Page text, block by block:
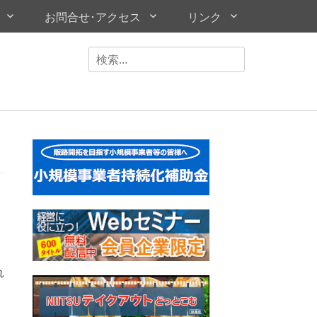
お問合せ･アクセス リンク
検
索